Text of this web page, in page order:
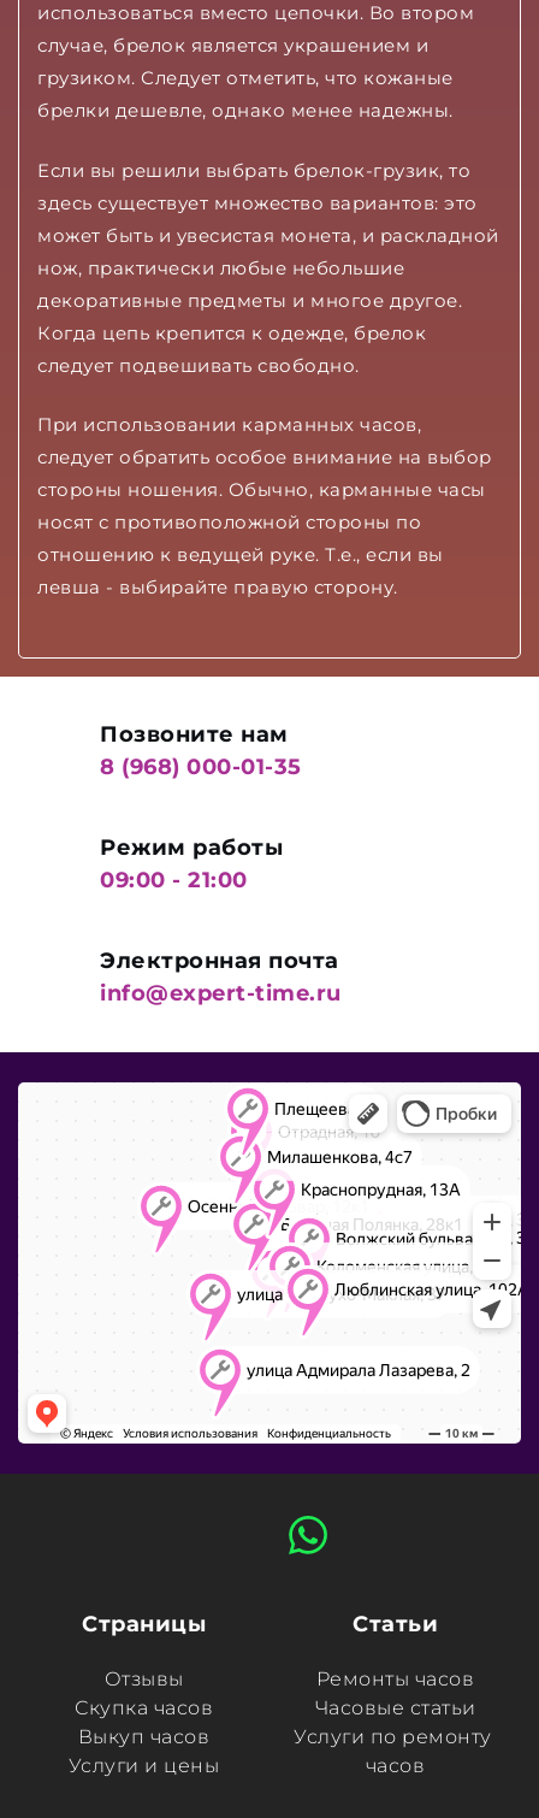
использоваться вместо цепочки. Во втором
случае, брелок является украшением и
грузиком. Следует отметить, что кожаные
брелки дешевле, однако менее надежны.
Если вы решили выбрать брелок-грузик, то
здесь существует множество вариантов: это
может быть и увесистая монета, и раскладной
нож, практически любые небольшие
декоративные предметы и многое другое.
Когда цепь крепится к одежде, брелок
следует подвешивать свободно.
При использовании карманных часов,
следует обратить особое внимание на выбор
стороны ношения. Обычно, карманные часы
носят с противоположной стороны по
отношению к ведущей руке. Т.е., если вы
левша - выбирайте правую сторону.
Позвоните нам
8 (968) 000-01-35
Режим работы
09:00 - 21:00
Электронная почта
info@expert-time.ru
Страницы
Отзывы
Скупка часов
Выкуп часов
Услуги и цены
Статьи
Ремонты часов
Часовые статьи
Услуги по ремонту
часов